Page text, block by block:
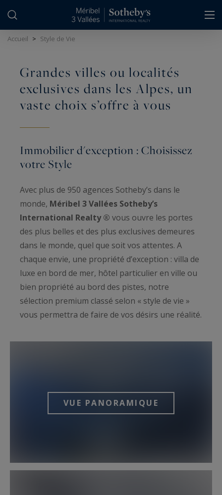
Accueil > Style de Vie
Grandes villes ou localités
exclusives dans les Alpes, un
vaste choix s’offre à vous
Immobilier d'exception : Choisissez
votre Style
Avec plus de 950 agences Sotheby’s dans le
monde, Méribel 3 Vallées Sotheby’s
International Realty ® vous ouvre les portes
des plus belles et des plus exclusives demeures
dans le monde, quel que soit vos attentes. A
chaque envie, une propriété d’exception : villa de
luxe en bord de mer, hôtel particulier en ville ou
bien propriété au bord des pistes, notre
sélection premium classé selon « style de vie »
vous permettra de faire de vos désirs une réalité.
VUE PANORAMIQUE